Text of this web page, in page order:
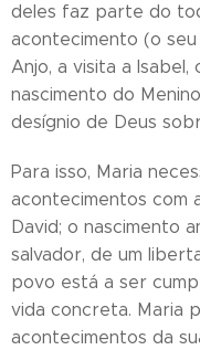
deles faz parte do
acontecimento (o
Anjo, a visita a Isabel,
nascimento do
desígnio de Deus
Para isso, Maria
acontecimentos com
David; o nascimento
salvador, de um
povo está a ser
vida concreta. Maria
acontecimentos da